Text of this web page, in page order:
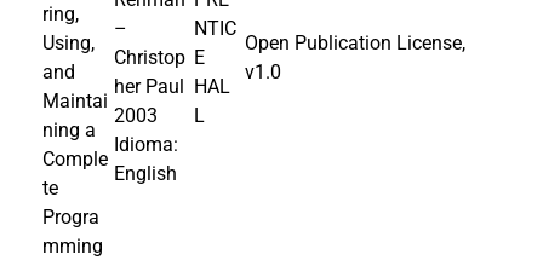
ring,
Using,
and
Maintai
ning a
Comple
te
Progra
mming
–
Christop
her Paul
2003
Idioma:
English
NTIC
E
HAL
L
Open Publication License,
v1.0